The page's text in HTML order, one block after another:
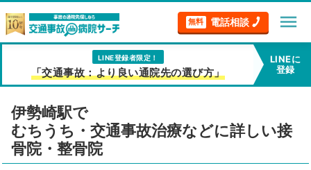
無料 電話相談 menu
LINE登録者限定！
「交通事故：より良い通院先の選び方」
LINEに
登録
伊勢崎駅で
むちうち・交通事故治療などに詳しい接
骨院・整骨院